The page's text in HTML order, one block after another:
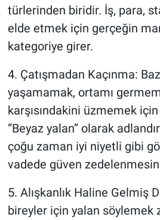
türlerinden biridir. İş, para,
elde etmek için gerçeğin
kategoriye girer.
4. Çatışmadan Kaçınma:
yaşamamak, ortamı
karşısındakini üzmemek
“Beyaz yalan” olarak
çoğu zaman iyi niyetli gibi
vadede güven
5. Alışkanlık Haline Gelmiş
bireyler için yalan söylemek